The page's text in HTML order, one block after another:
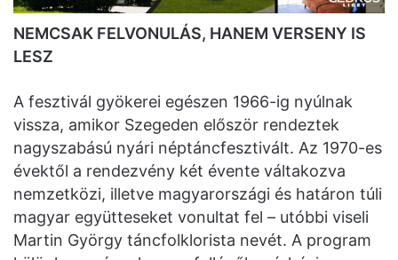
NEMCSAK FELVONULÁS, HANEM VERSENY IS
LESZ
A fesztivál gyökerei egészen 1966-ig nyúlnak
vissza, amikor Szegeden először rendeztek
nagyszabású nyári néptáncfesztivált. Az 1970-es
évektől a rendezvény két évente váltakozva
nemzetközi, illetve magyarországi és határon túli
magyar együtteseket vonultat fel – utóbbi viseli
Martin György táncfolklorista nevét. A program